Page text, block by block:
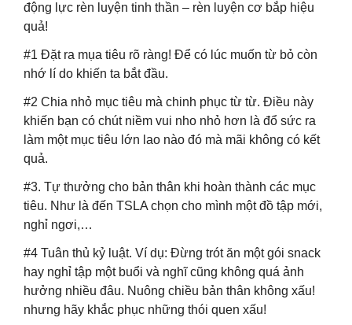
động lực rèn luyện tinh thần – rèn luyện cơ bắp hiệu
quả!
#1 Đặt ra mụa tiêu rõ ràng! Để có lúc muốn từ bỏ còn
nhớ lí do khiến ta bắt đầu.
#2 Chia nhỏ mục tiêu mà chinh phục từ từ. Điều này
khiến bạn có chút niềm vui nho nhỏ hơn là đổ sức ra
làm một mục tiêu lớn lao nào đó mà mãi không có kết
quả.
#3. Tự thưởng cho bản thân khi hoàn thành các mục
tiêu. Như là đến TSLA chọn cho mình một đồ tập mới,
nghỉ ngơi,…
#4 Tuân thủ kỷ luật. Ví dụ: Đừng trót ăn một gói snack
hay nghỉ tập một buổi và nghĩ cũng không quá ảnh
hưởng nhiều đâu. Nuông chiều bản thân không xấu!
nhưng hãy khắc phục những thói quen xấu!